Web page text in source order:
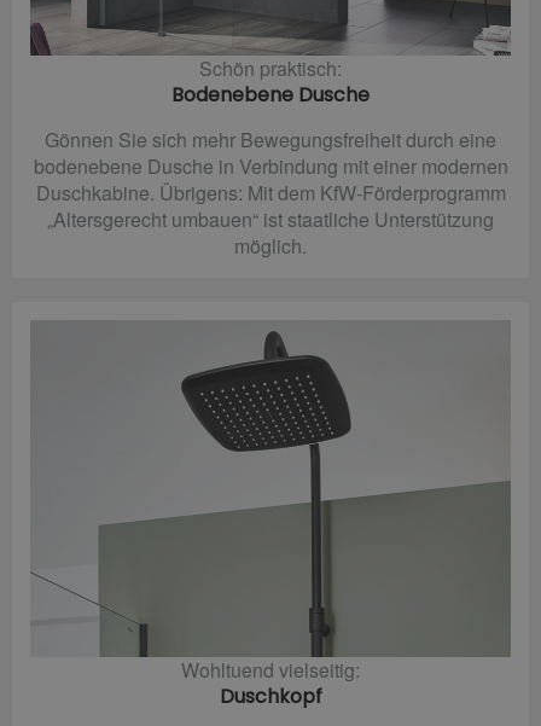
Schön praktisch:
Bodenebene Dusche
Gönnen Sie sich mehr Bewegungsfreiheit durch eine
bodenebene Dusche in Verbindung mit einer modernen
Duschkabine. Übrigens: Mit dem KfW-Förderprogramm
„Altersgerecht umbauen“ ist staatliche Unterstützung
möglich.
Wohltuend vielseitig:
Duschkopf